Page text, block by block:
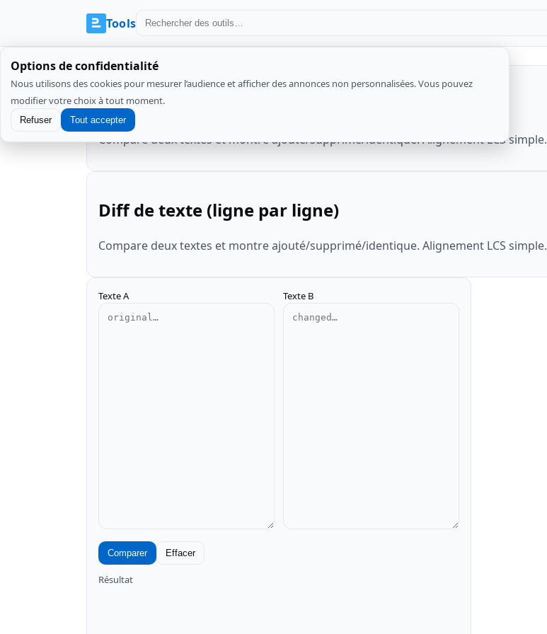
Tools
Options de confidentialité
Nous utilisons des cookies pour mesurer l’audience et afficher des annonces non personnalisées. Vous pouvez
modifier votre choix à tout moment.
Refuser Tout accepter
Diff de texte (ligne par ligne)
Compare deux textes et montre ajouté/supprimé/identique. Alignement LCS simple.
Diff de texte (ligne par ligne)
Compare deux textes et montre ajouté/supprimé/identique. Alignement LCS simple.
Texte A Texte B
Comparer Effacer
Résultat